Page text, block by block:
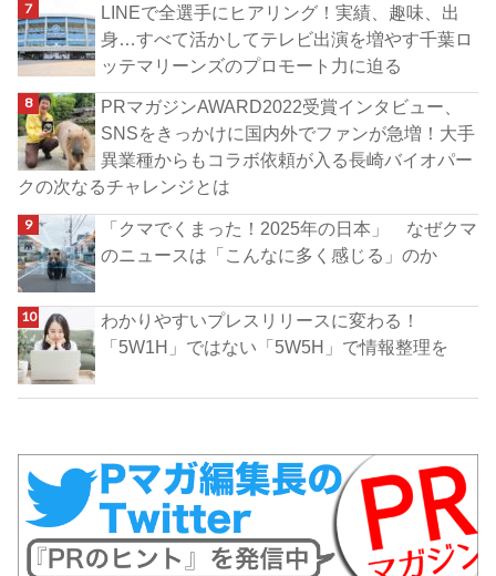
LINEで全選手にヒアリング！実績、趣味、出
身…すべて活かしてテレビ出演を増やす千葉ロ
ッテマリーンズのプロモート力に迫る
PRマガジンAWARD2022受賞インタビュー、
SNSをきっかけに国内外でファンが急増！大手
異業種からもコラボ依頼が入る長崎バイオパー
クの次なるチャレンジとは
「クマでくまった！2025年の日本」 なぜクマ
のニュースは「こんなに多く感じる」のか
わかりやすいプレスリリースに変わる！
「5W1H」ではない「5W5H」で情報整理を